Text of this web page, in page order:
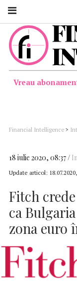
Vreau
Financial Intelligence >
18 iulie 2020, 08:37
Update articol:
Fitch
ca
zona euro